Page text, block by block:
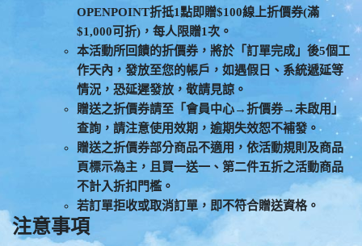
OPENPOINT折抵1點即贈$100線上折價券(滿
$1,000可折)，每人限贈1次。
本活動所回饋的折價券，將於「訂單完成」後5個工
作天內，發放至您的帳戶，如遇假日、系統遞延等
情況，恐延遲發放，敬請見諒。
贈送之折價券請至「會員中心→折價券→未啟用」
查詢，請注意使用效期，逾期失效恕不補發。
贈送之折價券部分商品不適用，依活動規則及商品
頁標示為主，且買一送一、第二件五折之活動商品
不計入折扣門檻。
若訂單拒收或取消訂單，即不符合贈送資格。
注意事項